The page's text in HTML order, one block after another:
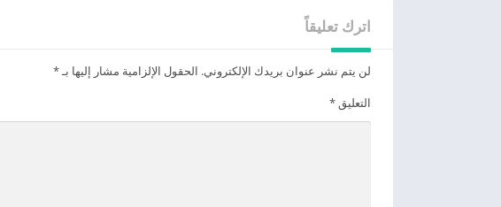
اترك تعليقاً
لن يتم نشر عنوان بريدك الإلكتروني. الحقول الإلزامية مشار إليها بـ*
التعليق *